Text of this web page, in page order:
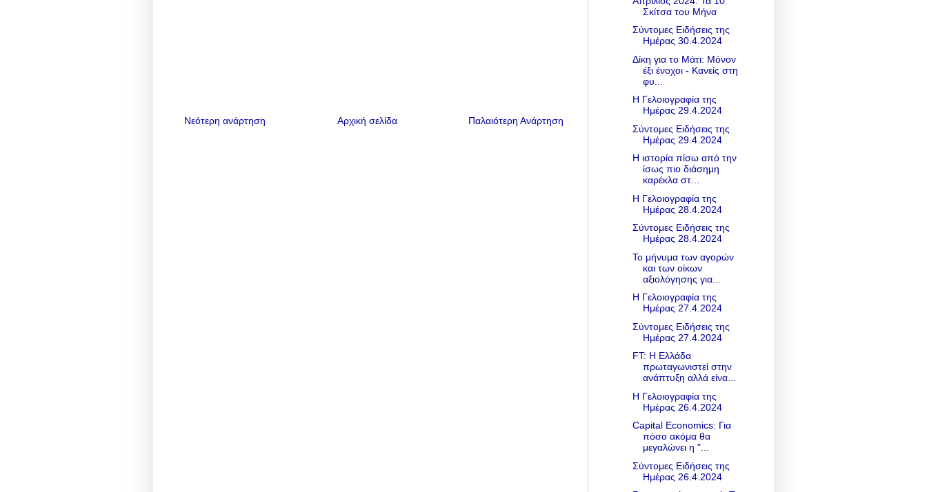
Νεότερη ανάρτηση Παλαιότερη Ανάρτηση
Αρχική σελίδα
Σκίτσα του Μήνα
Σύντομες Ειδήσεις της
Ημέρας 30.4.2024
Δίκη για το Μάτι: Μόνον
έξι ένοχοι - Κανείς στη
φυ...
Η Γελοιογραφία της
Ημέρας 29.4.2024
Σύντομες Ειδήσεις της
Ημέρας 29.4.2024
Η ιστορία πίσω από την
ίσως πιο διάσημη
καρέκλα στ...
Η Γελοιογραφία της
Ημέρας 28.4.2024
Σύντομες Ειδήσεις της
Ημέρας 28.4.2024
Το μήνυμα των αγορών
και των οίκων
αξιολόγησης για...
Η Γελοιογραφία της
Ημέρας 27.4.2024
Σύντομες Ειδήσεις της
Ημέρας 27.4.2024
FT: Η Ελλάδα
πρωταγωνιστεί στην
ανάπτυξη αλλά είνα...
Η Γελοιογραφία της
Ημέρας 26.4.2024
Capital Economics: Για
πόσο ακόμα θα
μεγαλώνει η "...
Σύντομες Ειδήσεις της
Ημέρας 26.4.2024